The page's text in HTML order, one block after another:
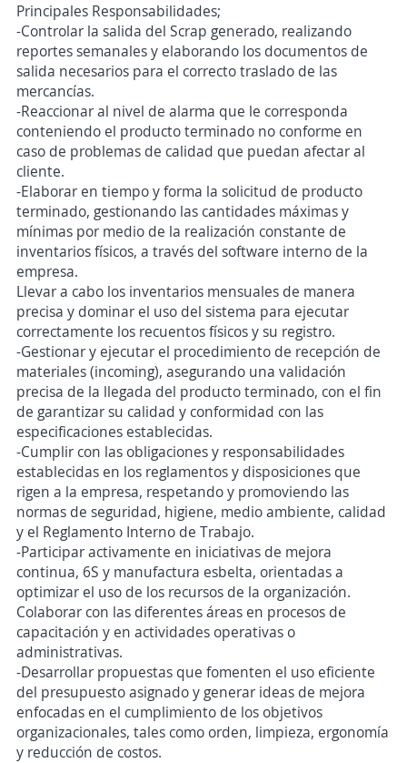
Principales Responsabilidades;
-Controlar la salida del Scrap generado, realizando
reportes semanales y elaborando los documentos de
salida necesarios para el correcto traslado de las
mercancías.
-Reaccionar al nivel de alarma que le corresponda
conteniendo el producto terminado no conforme en
caso de problemas de calidad que puedan afectar al
cliente.
-Elaborar en tiempo y forma la solicitud de producto
terminado, gestionando las cantidades máximas y
mínimas por medio de la realización constante de
inventarios físicos, a través del software interno de la
empresa.
Llevar a cabo los inventarios mensuales de manera
precisa y dominar el uso del sistema para ejecutar
correctamente los recuentos físicos y su registro.
-Gestionar y ejecutar el procedimiento de recepción de
materiales (incoming), asegurando una validación
precisa de la llegada del producto terminado, con el fin
de garantizar su calidad y conformidad con las
especificaciones establecidas.
-Cumplir con las obligaciones y responsabilidades
establecidas en los reglamentos y disposiciones que
rigen a la empresa, respetando y promoviendo las
normas de seguridad, higiene, medio ambiente, calidad
y el Reglamento Interno de Trabajo.
-Participar activamente en iniciativas de mejora
continua, 6S y manufactura esbelta, orientadas a
optimizar el uso de los recursos de la organización.
Colaborar con las diferentes áreas en procesos de
capacitación y en actividades operativas o
administrativas.
-Desarrollar propuestas que fomenten el uso eficiente
del presupuesto asignado y generar ideas de mejora
enfocadas en el cumplimiento de los objetivos
organizacionales, tales como orden, limpieza, ergonomía
y reducción de costos.